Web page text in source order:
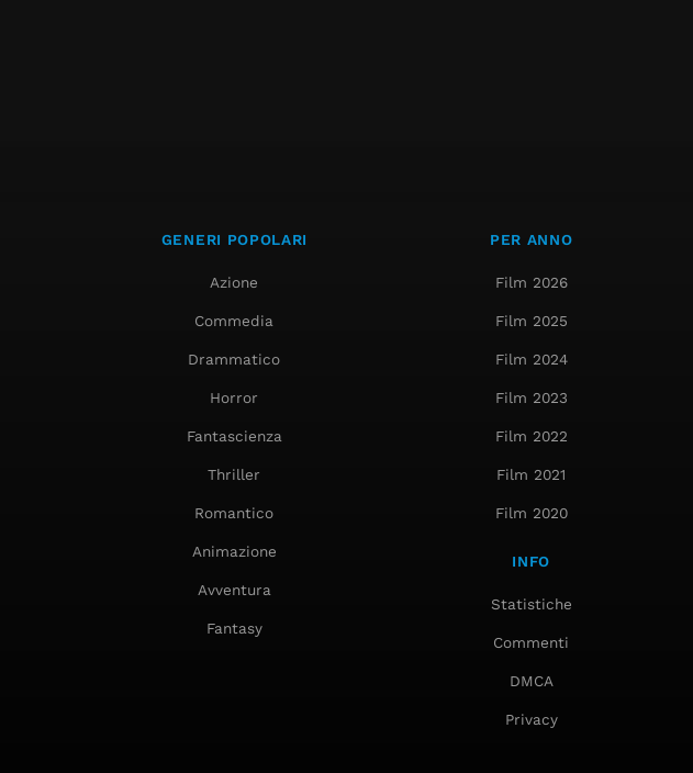
GENERI POPOLARI
Azione
Commedia
Drammatico
Horror
Fantascienza
Thriller
Romantico
Animazione
Avventura
Fantasy
PER ANNO
Film 2026
Film 2025
Film 2024
Film 2023
Film 2022
Film 2021
Film 2020
INFO
Statistiche
Commenti
DMCA
Privacy